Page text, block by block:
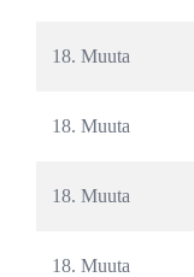
18. Muuta
18. Muuta
18. Muuta
18. Muuta